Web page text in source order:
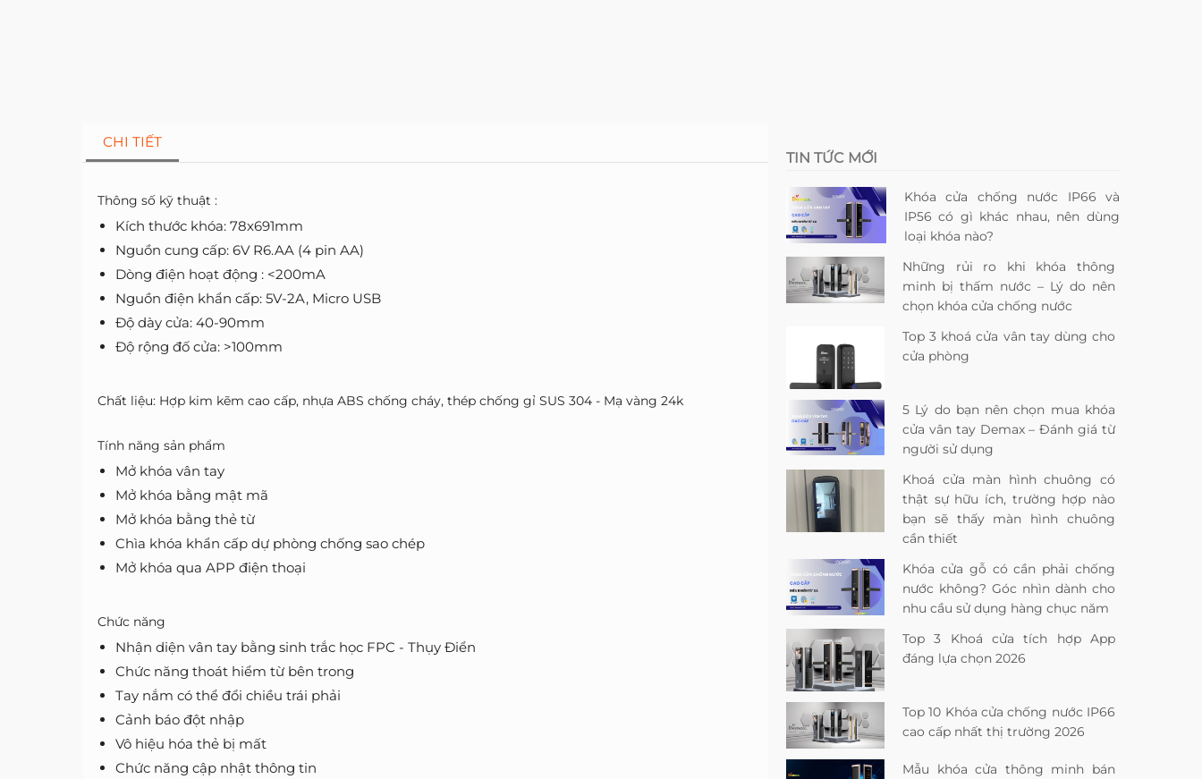
CHI TIẾT
Thông số kỹ thuật :
Kích thước khóa: 78x691mm
Nguồn cung cấp: 6V R6.AA (4 pin AA)
Dòng điện hoạt động : <200mA
Nguồn điện khẩn cấp: 5V-2A, Micro USB
Độ dày cửa: 40-90mm
Độ rộng đố cửa: >100mm
Chất liệu: Hợp kim kẽm cao cấp, nhựa ABS chống cháy, thép chống gỉ SUS 304 - Mạ vàng 24k
Tính năng sản phẩm
Mở khóa vân tay
Mở khóa bằng mật mã
Mở khóa bằng thẻ từ
Chìa khóa khẩn cấp dự phòng chống sao chép
Mở khóa qua APP điện thoại
Chức năng
Nhận diện vân tay bằng sinh trắc học FPC - Thụy Điển
Chức năng thoát hiểm từ bên trong
Tay nắm có thể đổi chiều trái phải
Cảnh báo đột nhập
Vô hiệu hóa thẻ bị mất
Chức năng cập nhật thông tin
TIN TỨC MỚI
Khóa cửa chống nước IP66 và
IP56 có gì khác nhau, nên dùng
loại khóa nào?
Những rủi ro khi khóa thông
minh bị thấm nước – Lý do nên
chọn khóa cửa chống nước
Top 3 khoá cửa vân tay dùng cho
cửa phòng
5 Lý do bạn nên chọn mua khóa
cửa vân tay Demax – Đánh giá từ
người sử dụng
Khoá cửa màn hình chuông có
thật sự hữu ích, trường hợp nào
bạn sẽ thấy màn hình chuông
cần thiết
Khóa cửa gỗ có cần phải chống
nước không? Góc nhìn dành cho
nhu cầu sử dụng hàng chục năm
Top 3 Khoá cửa tích hợp App
đáng lựa chọn 2026
Top 10 Khóa cửa chống nước IP66
cao cấp nhất thị trường 2026
Mẫu khóa cửa thông minh bán